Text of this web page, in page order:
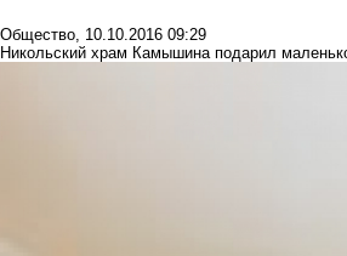
Общество, 10.10.2016 09:29
Никольский храм Камышина подарил